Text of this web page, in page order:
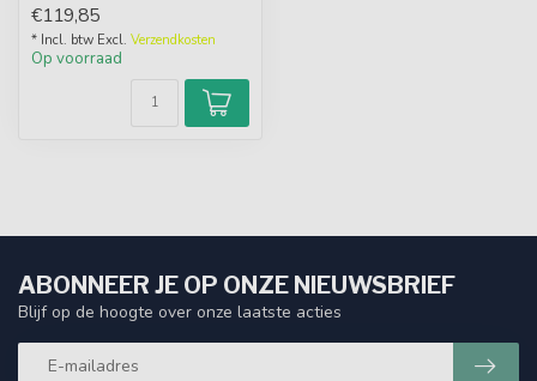
Duu...
€119,85
* Incl. btw Excl. Verzendkosten
Op voorraad
ABONNEER JE OP ONZE NIEUWSBRIEF
Blijf op de hoogte over onze laatste acties